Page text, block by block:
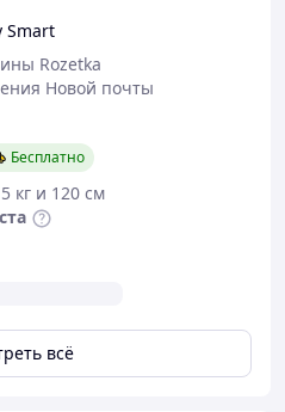
Smart
Rozetka
Новой почты
Бесплатно
кг и 120 см
всё